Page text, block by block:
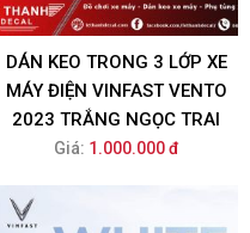
DÁN KEO TRONG 3 LỚP XE
MÁY ĐIỆN VINFAST VENTO
2023 TRẮNG NGỌC TRAI
Giá: 1.000.000 đ